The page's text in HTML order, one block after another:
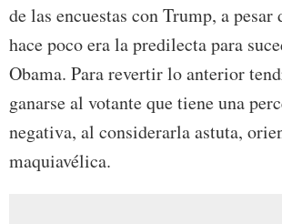
de las encuestas con Trump, a pesar
hace poco era la predilecta para
Obama. Para revertir lo anterior
ganarse al votante que tiene una
negativa, al considerarla astuta,
maquiavélica.